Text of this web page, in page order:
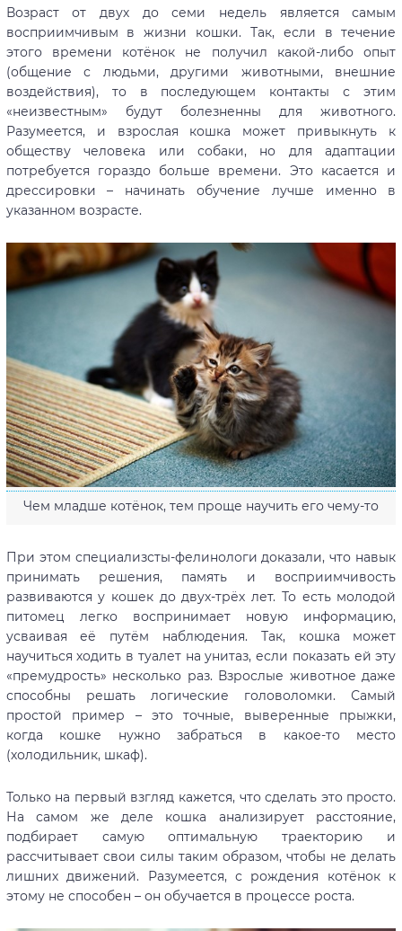
Возраст от двух до семи недель является самым
восприимчивым в жизни кошки. Так, если в течение
этого времени котёнок не получил какой-либо опыт
(общение с людьми, другими животными, внешние
воздействия), то в последующем контакты с этим
«неизвестным» будут болезненны для животного.
Разумеется, и взрослая кошка может привыкнуть к
обществу человека или собаки, но для адаптации
потребуется гораздо больше времени. Это касается и
дрессировки – начинать обучение лучше именно в
указанном возрасте.
Чем младше котёнок, тем проще научить его чему-то
При этом специализсты-фелинологи доказали, что навык
принимать решения, память и восприимчивость
развиваются у кошек до двух-трёх лет. То есть молодой
питомец легко воспринимает новую информацию,
усваивая её путём наблюдения. Так, кошка может
научиться ходить в туалет на унитаз, если показать ей эту
«премудрость» несколько раз. Взрослые животное даже
способны решать логические головоломки. Самый
простой пример – это точные, выверенные прыжки,
когда кошке нужно забраться в какое-то место
(холодильник, шкаф).
Только на первый взгляд кажется, что сделать это просто.
На самом же деле кошка анализирует расстояние,
подбирает самую оптимальную траекторию и
рассчитывает свои силы таким образом, чтобы не делать
лишних движений. Разумеется, с рождения котёнок к
этому не способен – он обучается в процессе роста.